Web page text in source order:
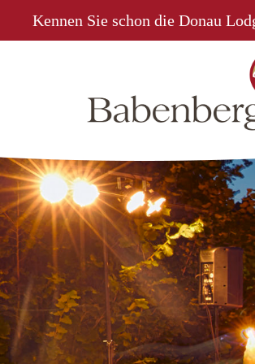
Kennen Sie schon die Donau